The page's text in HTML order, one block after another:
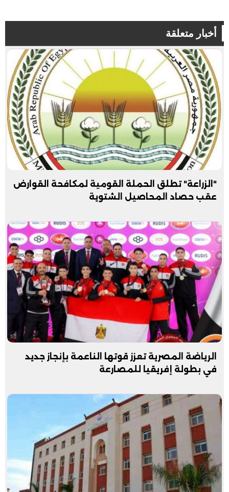
أخبار متعلقة
"الزراعة" تطلق الحملة القومية لمكافحة القوارض
عقب حصاد المحاصيل الشتوية
الرياضة المصرية تعزز قوتها الناعمة بإنجاز جديد
في بطولة إفريقيا للمصارعة